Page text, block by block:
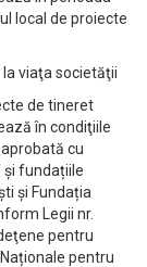
local de proiecte
viaţa societăţii
de tineret
în condiţiile
cu
și fundațiile
și Fundația
Legii nr.
pentru
pentru